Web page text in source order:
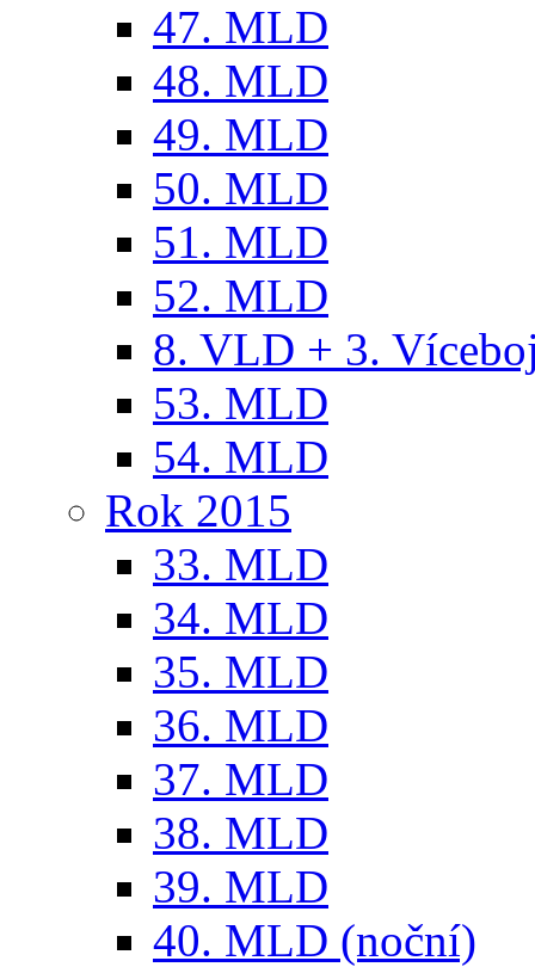
47. MLD
48. MLD
49. MLD
50. MLD
51. MLD
52. MLD
8. VLD + 3.
53. MLD
54. MLD
Rok 2015
33. MLD
34. MLD
35. MLD
36. MLD
37. MLD
38. MLD
39. MLD
40. MLD (noční)